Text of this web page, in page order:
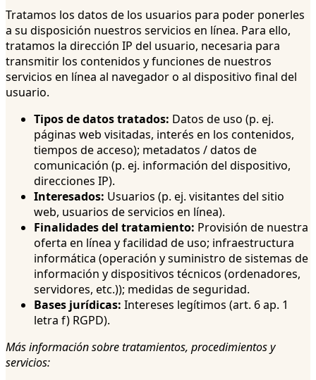
Tratamos los datos de los usuarios para poder ponerles
a su disposición nuestros servicios en línea. Para ello,
tratamos la dirección IP del usuario, necesaria para
transmitir los contenidos y funciones de nuestros
servicios en línea al navegador o al dispositivo final del
usuario.
Tipos de datos tratados: Datos de uso (p. ej.
páginas web visitadas, interés en los contenidos,
tiempos de acceso); metadatos / datos de
comunicación (p. ej. información del dispositivo,
direcciones IP).
Interesados: Usuarios (p. ej. visitantes del sitio
web, usuarios de servicios en línea).
Finalidades del tratamiento: Provisión de nuestra
oferta en línea y facilidad de uso; infraestructura
informática (operación y suministro de sistemas de
información y dispositivos técnicos (ordenadores,
servidores, etc.)); medidas de seguridad.
Bases jurídicas: Intereses legítimos (art. 6 ap. 1
letra f) RGPD).
Más información sobre tratamientos, procedimientos y
servicios: